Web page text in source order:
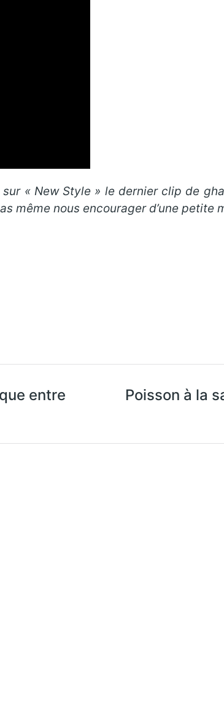
« New Style » le dernier clip de
même nous encourager d’une petite
entre
Poisson à la